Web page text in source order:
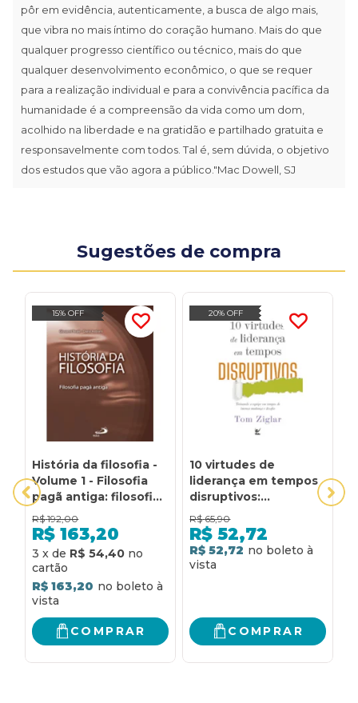
pôr em evidência, autenticamente, a busca de algo mais,
que vibra no mais íntimo do coração humano. Mais do que
qualquer progresso científico ou técnico, mais do que
qualquer desenvolvimento econômico, o que se requer
para a realização individual e para a convivência pacífica da
humanidade é a compreensão da vida como um dom,
acolhido na liberdade e na gratidão e partilhado gratuita e
responsavelmente com todos. Tal é, sem dúvida, o objetivo
dos estudos que vão agora a público."Mac Dowell, SJ
Sugestões de compra
15% OFF
História da filosofia -
Volume 1 - Filosofia
pagã antiga: filosofia
pagã antiga
R$ 192,00
R$ 163,20
3 x de R$ 54,40
R$ 163,20
COMPRAR
20% OFF
10 virtudes de
liderança em tempos
disruptivos:
Treinando a equipe
em tempos de imensa
mudança e desafio
R$ 65,90
R$ 52,72
R$ 52,72
COMPRAR